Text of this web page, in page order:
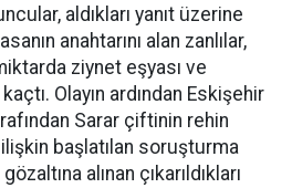
aldıkları yanıt üzerine
anahtarını alan zanlılar,
ziynet eşyası ve
Olayın ardından Eskişehir
Sarar çiftinin rehin
ilişkin başlatılan soruşturma
alınan çıkarıldıkları